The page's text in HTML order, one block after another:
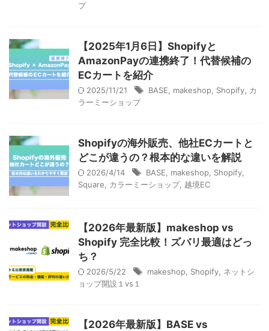
プ
【2025年1月6日】Shopifyと
AmazonPayの連携終了！代替候補の
ECカートを紹介
2025/11/21 BASE makeshop Shopify
カ
ラーミーショップ
Shopifyの海外販売、他社ECカートと
どこが違うの？根本的な違いを解説
2026/4/14 BASE makeshop Shopify
Square
カラーミーショップ, 越境EC
【2026年最新版】makeshop vs
Shopify 完全比較！ズバリ最適はどっ
ち？
2026/5/22 makeshop Shopify ネットシ
ョップ開設１vs１
【2026年最新版】BASE vs